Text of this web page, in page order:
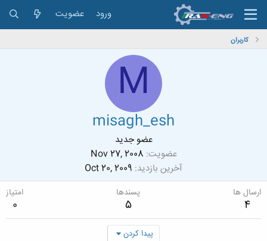
ورود عضویت
کاربران
M
misagh_esh
عضو جدید
عضویت Nov 27, 2008
آخرین بازدید Oct 20, 2009
ارسال ها
4
پسندها
5
امتیاز
0
پیدا کردن